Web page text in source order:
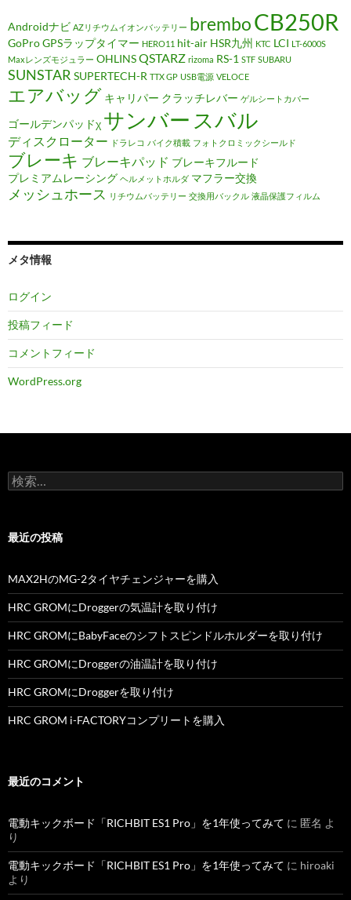
Androidナビ AZリチウムイオンバッテリー bremboCB250R
GoProGPSラップタイマー HERO11 hit-air HSR九州 KTC LCI LT-6000S
Maxレンズモジュラー OHLINSQSTARZ rizoma RS-1 STF SUBARU
SUNSTAR SUPERTECH-R TTX GP USB電源 VELOCE
エアバッグ キャリパー クラッチレバー ゲルシートカバー
ゴールデンパッドχ サンバー スバル
ディスクローター ドラレコ バイク積載 フォトクロミックシールド
ブレーキ ブレーキパッド ブレーキフルード
プレミアムレーシング ヘルメットホルダ マフラー交換
メッシュホース リチウムバッテリー 交換用バックル 液晶保護フィルム
メタ情報
ログイン
投稿フィード
コメントフィード
WordPress.org
検
索:
最近の投稿
MAX2HのMG-2タイヤチェンジャーを購入
HRC GROMにDroggerの気温計を取り付け
HRC GROMにBabyFaceのシフトスピンドルホルダーを取り付け
HRC GROMにDroggerの油温計を取り付け
HRC GROMにDroggerを取り付け
HRC GROM i-FACTORYコンプリートを購入
最近のコメント
電動キックボード「RICHBIT ES1 Pro」を1年使ってみて に 匿名 よ
り
電動キックボード「RICHBIT ES1 Pro」を1年使ってみて に hiroaki
より